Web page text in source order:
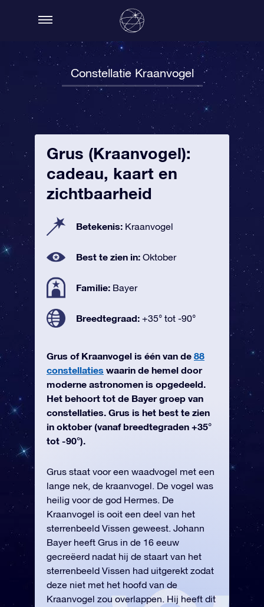
Constellatie Kraanvogel
Grus (Kraanvogel):
cadeau, kaart en
zichtbaarheid
Betekenis: Kraanvogel
Best te zien in: Oktober
Familie: Bayer
Breedtegraad: +35° tot -90°
Grus of Kraanvogel is één van de 88
constellaties waarin de hemel door
moderne astronomen is opgedeeld.
Het behoort tot de Bayer groep van
constellaties. Grus is het best te zien
in oktober (vanaf breedtegraden +35°
tot -90°).
Grus staat voor een waadvogel met een
lange nek, de kraanvogel. De vogel was
heilig voor de god Hermes. De
Kraanvogel is ooit een deel van het
sterrenbeeld Vissen geweest. Johann
Bayer heeft Grus in de 16 eeuw
gecreëerd nadat hij de staart van het
sterrenbeeld Vissen had uitgerekt zodat
deze niet met het hoofd van de
Kraanvogel zou overlappen. Hij heeft dit